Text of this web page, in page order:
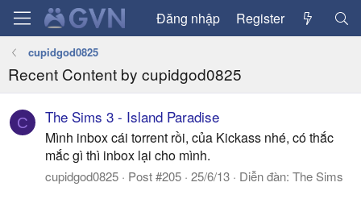
Đăng nhập Register
cupidgod0825
Recent Content by cupidgod0825
C The Sims 3 - Island Paradise
Mình inbox cái torrent rồi, của Kickass nhé, có thắc
mắc gì thì inbox lại cho mình.
cupidgod0825 Post #205 25/6/13 Diễn đàn: The Sims